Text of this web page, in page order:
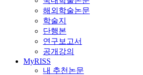
해외학술논문
학술지
단행본
연구보고서
공개강의
MyRISS
내 추천논문